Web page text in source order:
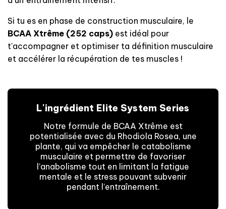
Si tu es en phase de construction musculaire, le
BCAA Xtrême (252 caps) est idéal pour
t'accompagner et optimiser ta définition musculaire
et accélérer la récupération de tes muscles !
L'ingrédient Elite System Series
Notre formule de BCAA Xtrême est
potentialisée avec du Rhodiola Rosea, une
plante, qui va empêcher le catabolisme
musculaire et permettre de favoriser
l’anabolisme tout en limitant la fatigue
mentale et le stress pouvant subvenir
pendant l’entraînement.